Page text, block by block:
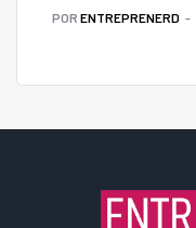
POR ENTREPRENERD